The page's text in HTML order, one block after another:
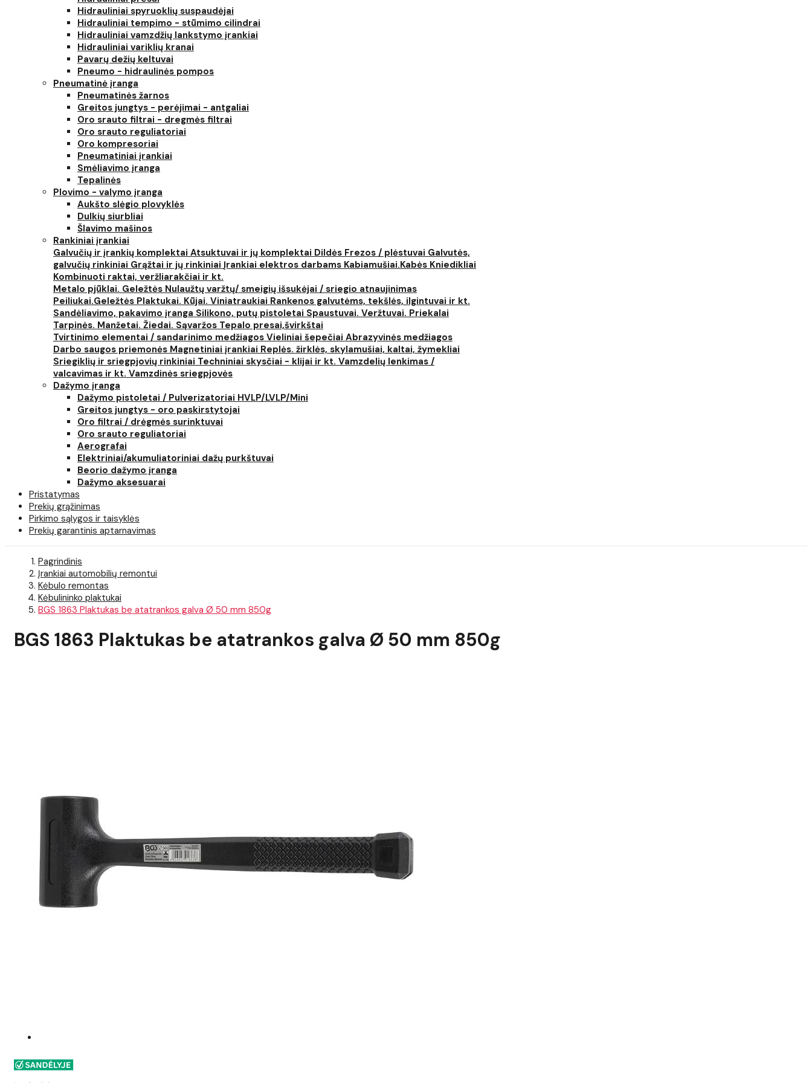
Hidrauliniai spyruoklių suspaudėjai
Hidrauliniai tempimo - stūmimo cilindrai
Hidrauliniai vamzdžių lankstymo įrankiai
Hidrauliniai variklių kranai
Pavarų dežių keltuvai
Pneumo - hidraulinės pompos
Pneumatinė įranga
Pneumatinės žarnos
Greitos jungtys - perėjimai - antgaliai
Oro srauto filtrai - dregmės filtrai
Oro srauto reguliatoriai
Oro kompresoriai
Pneumatiniai įrankiai
Smėliavimo įranga
Tepalinės
Plovimo - valymo įranga
Aukšto slėgio plovyklės
Dulkių siurbliai
Šlavimo mašinos
Rankiniai įrankiai
Galvučių ir įrankių komplektai Atsuktuvai ir jų komplektai Dildės Frezos / plėstuvai Galvutės,
galvučių rinkiniai Grąžtai ir jų rinkiniai Įrankiai elektros darbams Kabiamušiai.Kabės Kniedikliai
Kombinuoti raktai, veržliarakčiai ir kt.
Metalo pjūklai. Geležtės Nulaužtų varžtų/ smeigių išsukėjai / sriegio atnaujinimas
Peiliukai.Geležtės Plaktukai. Kūjai. Viniatraukiai Rankenos galvutėms, tekšlės, ilgintuvai ir kt.
Sandėliavimo, pakavimo įranga Silikono, putų pistoletai Spaustuvai. Veržtuvai. Priekalai
Tarpinės. Manžetai. Žiedai. Sąvaržos Tepalo presai,švirkštai
Tvirtinimo elementai / sandarinimo medžiagos Vieliniai šepečiai Abrazyvinės medžiagos
Darbo saugos priemonės Magnetiniai įrankiai Replės. žirklės, skylamušiai, kaltai, žymekliai
Sriegiklių ir sriegpjovių rinkiniai Techniniai skysčiai - klijai ir kt. Vamzdelių lenkimas /
valcavimas ir kt. Vamzdinės sriegpjovės
Dažymo įranga
Dažymo pistoletai / Pulverizatoriai HVLP/LVLP/Mini
Greitos jungtys - oro paskirstytojai
Oro filtrai / drėgmės surinktuvai
Oro srauto reguliatoriai
Aerografai
Elektriniai/akumuliatoriniai dažų purkštuvai
Beorio dažymo įranga
Dažymo aksesuarai
Pristatymas
Prekių grąžinimas
Pirkimo sąlygos ir taisyklės
Prekių garantinis aptarnavimas
Pagrindinis
Įrankiai automobilių remontui
Kėbulo remontas
Kėbulininko plaktukai
BGS 1863 Plaktukas be atatrankos galva Ø 50 mm 850g
BGS 1863 Plaktukas be atatrankos galva Ø 50 mm 850g